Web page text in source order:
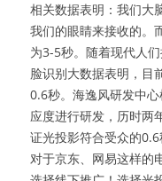
相关数据表明：我们大
我们的眼睛来接收的。
为3-5秒。随着现代人
脸识别大数据表明，目
0.6秒。海逸风研发中
应度进行研发，历时两
证光投影符合受众的0.6
对于京东、网易这样的